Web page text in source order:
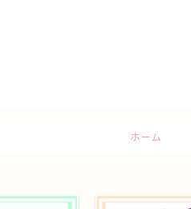
ホーム